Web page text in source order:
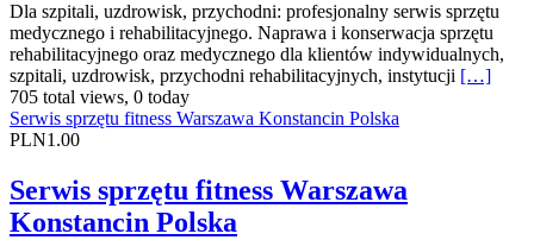
Dla szpitali, uzdrowisk, przychodni: profesjonalny serwis sprzętu
medycznego i rehabilitacyjnego. Naprawa i konserwacja sprzętu
rehabilitacyjnego oraz medycznego dla klientów indywidualnych,
szpitali, uzdrowisk, przychodni rehabilitacyjnych, instytucji […]
705 total views, 0 today
Serwis sprzętu fitness Warszawa Konstancin Polska
PLN1.00
Serwis sprzętu fitness Warszawa
Konstancin Polska